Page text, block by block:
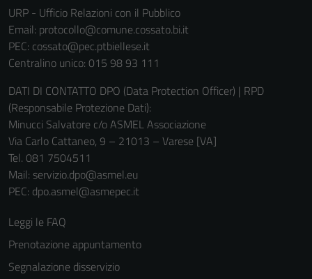
URP - Ufficio Relazioni con il Pubblico
Email: protocollo@comune.cossato.bi.it
PEC: cossato@pec.ptbiellese.it
Centralino unico: 015 98 93 111
DATI DI CONTATTO DPO (Data Protection Officer) | RPD
(Responsabile Protezione Dati):
Minucci Salvatore c/o ASMEL Associazione
Via Carlo Cattaneo, 9 – 21013 – Varese [VA]
Tel. 081 7504511
Mail: servizio.dpo@asmel.eu
PEC: dpo.asmel@asmepec.it
Leggi le FAQ
Prenotazione appuntamento
Segnalazione disservizio